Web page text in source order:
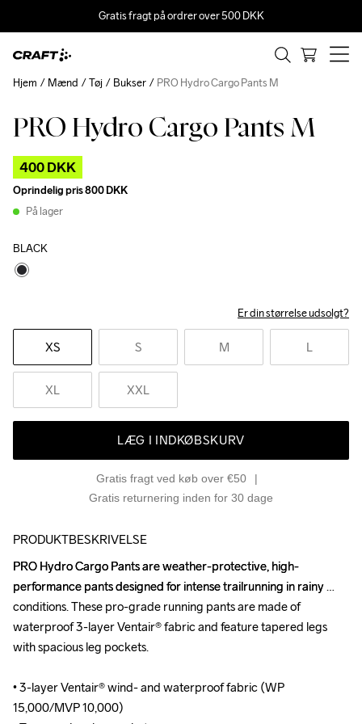
Gratis fragt på ordrer over 500 DKK
PRO Hydro Cargo Pants M
400 DKK
Oprindelig pris800 DKK
På lager
BLACK
Er din størrelse udsolgt?
XS S M L
XL XXL
LÆG I INDKØBSKURV
Gratis fragt ved køb over €50
Gratis returnering inden for 30 dage
Hjem Mænd Tøj Bukser PRO Hydro Cargo Pants M
Outlet
PRODUKTBESKRIVELSE
PRO Hydro Cargo Pants are weather-protective, high-
performance pants designed for intense trailrunning in rainy
conditions. These pro-grade running pants are made of
waterproof 3-layer Ventair® fabric and feature tapered legs
with spacious leg pockets.
• 3-layer Ventair® wind- and waterproof fabric (WP
15,000/MVP 10,000)
PRO Hydro Cargo Pants are weather-protective, high-
performance pants designed for intense trailrunning in rainy
conditions. These pro-grade running pants are made of
waterproof 3-layer Ventair® fabric and feature tapered legs
with spacious leg pockets.
• 3-layer Ventair® wind- and waterproof fabric (WP
15,000/MVP 10,000)